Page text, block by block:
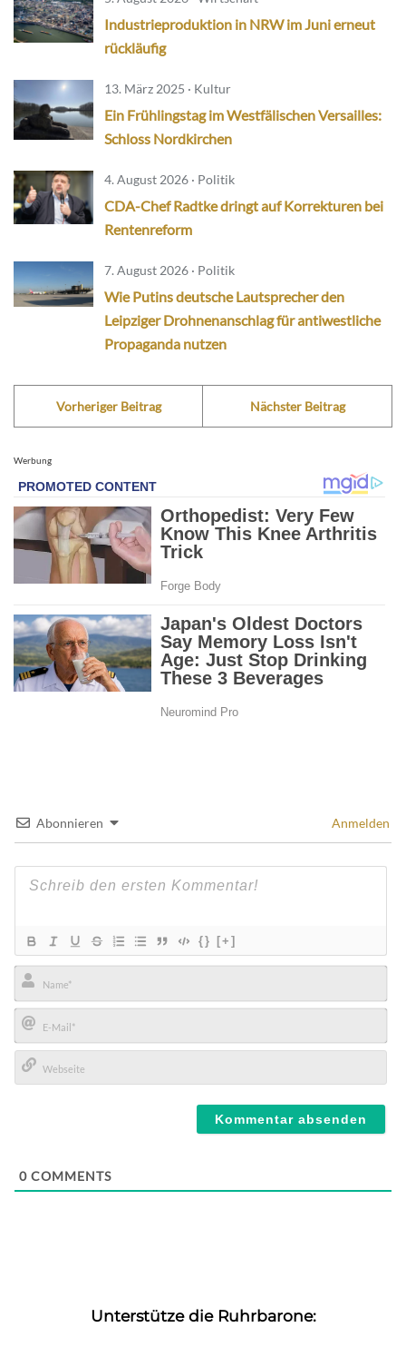
Industrieproduktion in NRW im Juni erneut
rückläufig
13. März 2025 · Kultur
Ein Frühlingstag im Westfälischen Versailles:
Schloss Nordkirchen
4. August 2026 · Politik
CDA-Chef Radtke dringt auf Korrekturen bei
Rentenreform
7. August 2026 · Politik
Wie Putins deutsche Lautsprecher den
Leipziger Drohnenanschlag für antiwestliche
Propaganda nutzen
Vorheriger Beitrag Nächster Beitrag
Werbung
Abonnieren Anmelden
{} [+]
Name*
E-
Mail*
0 COMMENTS
Unterstütze die Ruhrbarone: